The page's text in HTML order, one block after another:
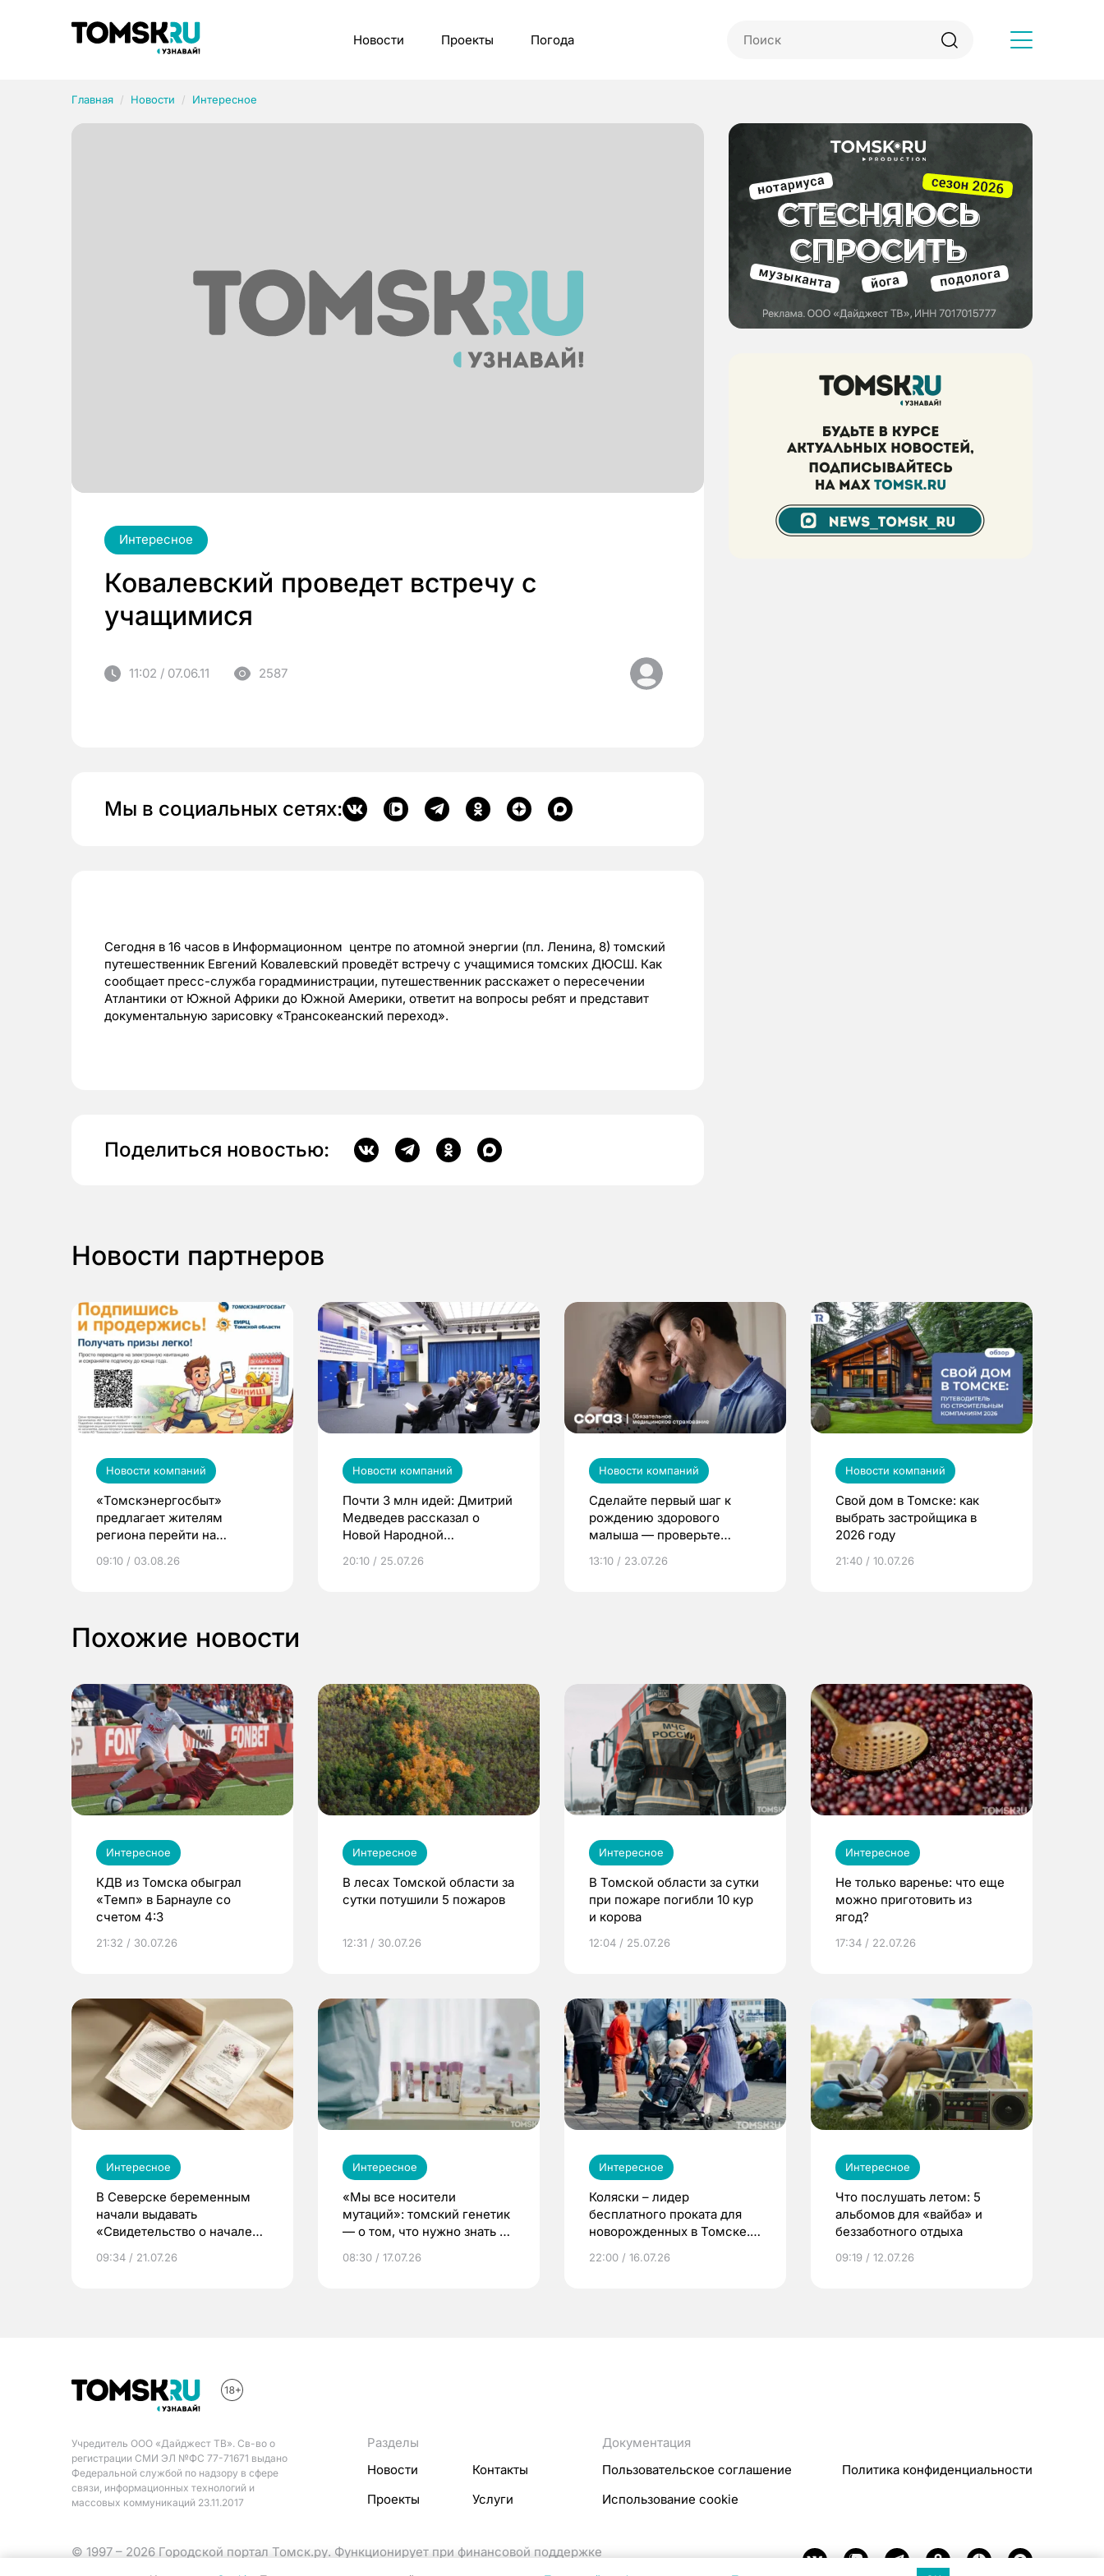
Новости Проекты Погода
Главная Новости Интересное
Интересное
Ковалевский проведет встречу с
учащимися
11:02 / 07.06.11 2587
Мы в социальных сетях:
Сегодня в 16 часов в Информационном центре по атомной энергии (пл. Ленина, 8) томский
путешественник Евгений Ковалевский проведёт встречу с учащимися томских ДЮСШ. Как
сообщает пресс-служба горадминистрации, путешественник расскажет о пересечении
Атлантики от Южной Африки до Южной Америки, ответит на вопросы ребят и представит
документальную зарисовку «Трансокеанский переход».
Поделиться новостью:
Новости партнеров
Новости компаний
«Томскэнергосбыт»
предлагает жителям
региона перейти на
выиграть призы
09:10 / 03.08.26
Новости компаний
Почти 3 млн идей: Дмитрий
Медведев рассказал о
Новой Народной
20:10 / 25.07.26
Новости компаний
Сделайте первый шаг к
рождению здорового
малыша — проверьте
по ОМС!
13:10 / 23.07.26
Новости компаний
Свой дом в Томске: как
выбрать застройщика в
2026 году
21:40 / 10.07.26
Похожие новости
Интересное
КДВ из Томска обыграл
«Темп» в Барнауле со
счетом 4:3
21:32 / 30.07.26
Интересное
В лесах Томской области за
сутки потушили 5 пожаров
12:31 / 30.07.26
Интересное
В Томской области за сутки
при пожаре погибли 10 кур
и корова
12:04 / 25.07.26
Интересное
Не только варенье: что еще
можно приготовить из
ягод?
17:34 / 22.07.26
Интересное
В Северске беременным
начали выдавать
«Свидетельство о начале
09:34 / 21.07.26
Интересное
«Мы все носители
мутаций»: томский генетик
— о том, что нужно знать до
08:30 / 17.07.26
Интересное
Коляски – лидер
бесплатного проката для
новорожденных в Томске.
22:00 / 16.07.26
Интересное
Что послушать летом: 5
альбомов для «вайба» и
беззаботного отдыха
09:19 / 12.07.26
Учредитель ООО «Дайджест ТВ». Св-во о
регистрации СМИ ЭЛ №ФС 77-71671 выдано
Федеральной службой по надзору в сфере
связи, информационных технологий и
массовых коммуникаций 23.11.2017
Разделы
Новости
Контакты
Проекты
Услуги
Документация
Пользовательское соглашение
Политика конфиденциальности
Использование cookie
© 1997 – 2026 Городской портал Томск.ру. Функционирует при финансовой поддержке
Рубрики